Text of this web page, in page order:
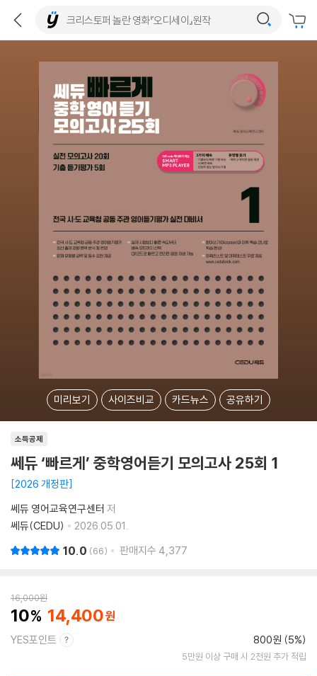
미리보기 사이즈비교 카드뉴스 공유하기
소득공제
쎄듀 ‘빠르게’ 중학영어듣기 모의고사 25회 1
2026 개정판
쎄듀 영어교육연구센터 저
쎄듀(CEDU)
2026.05.01.
10.0 66 판매지수 4,377
16,000원
10 14,400
YES포인트 800원 (5%)
5만원 이상 구매 시 2천원 추가 적립